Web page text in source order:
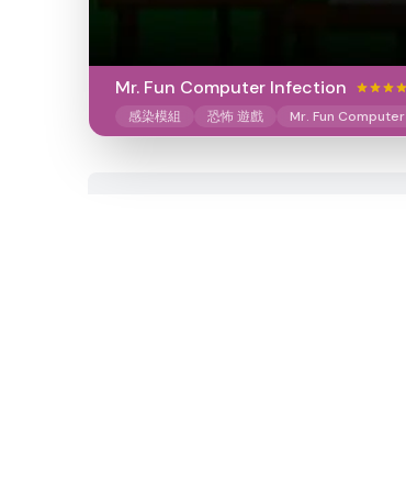
Mr. Fun Computer Infection
感染模組 恐怖 遊戲 Mr. Fun Computer